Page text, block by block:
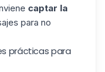
captar la
para no
prácticas para